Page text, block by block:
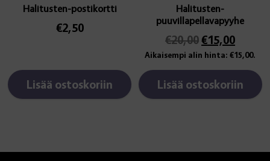
Halitusten-postikortti
€2,50
Lisää ostoskoriin
Halitusten-
puuvillapellavapyyhe
€20,00Alkuperäinen
hinta
oli:
€20,00.
€15,00
hinta
on:
Aikaisempi alin hinta:€15,00.
Lisää ostoskoriin